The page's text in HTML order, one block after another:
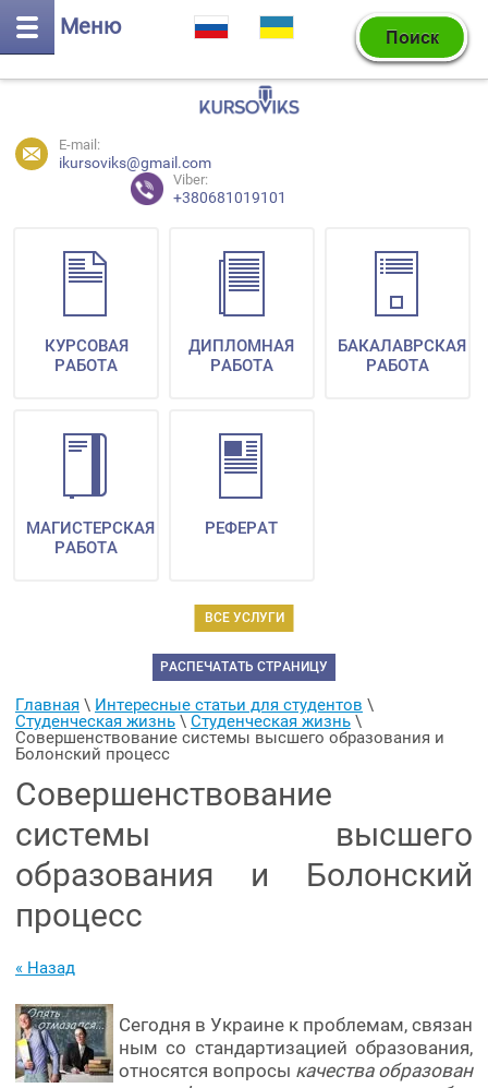
Меню
E-mail:
ikursoviks@gmail.com
Viber:
+380681019101
ВСЕ УСЛУГИ
КУРСОВАЯ
РАБОТА
ДИПЛОМНАЯ
РАБОТА
БАКАЛАВРСКАЯ
РАБОТА
МАГИСТЕРСКАЯ
РАБОТА
РЕФЕРАТ
РАСПЕЧАТАТЬ СТРАНИЦУ
Главная \ Интересные статьи для студентов
Студенческая жизнь \ Студенческая жизнь
Совершенствование системы высшего образования и
Болонский процесс
Совершенствование
системы высшего
образования и Болонский
процесс
« Назад
Сегодня в Украине к проблемам, связан
ным со стандартизацией образования,
относятся вопросы качества образован